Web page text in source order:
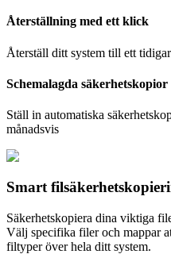
Återställning med ett klick
Återställ ditt system till ett
Schemalagda säkerhetskopior
Ställ in automatiska
månadsvis
Smart
Säkerhetskopiera dina viktiga
Välj specifika filer och mappar
filtyper över hela ditt system.